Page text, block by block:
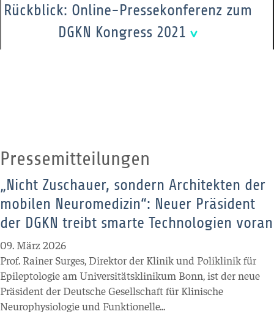
Rückblick: Online-Pressekonferenz zum
DGKN Kongress 2021
Pressemitteilungen
„Nicht Zuschauer, sondern Architekten der
mobilen Neuromedizin“: Neuer Präsident
der DGKN treibt smarte Technologien voran
09. März 2026
Prof. Rainer Surges, Direktor der Klinik und Poliklinik für
Epileptologie am Universitätsklinikum Bonn, ist der neue
Präsident der Deutsche Gesellschaft für Klinische
Neurophysiologie und Funktionelle...